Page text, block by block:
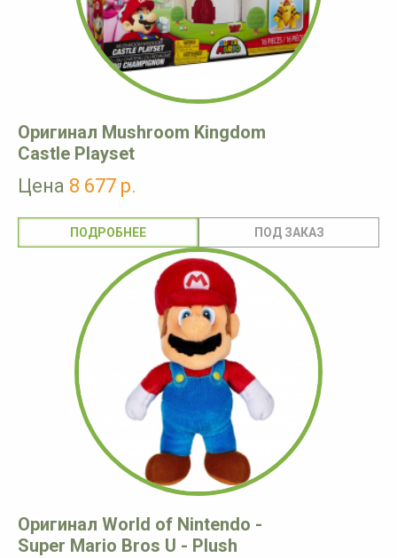
Оригинал Mushroom Kingdom
Castle Playset
Цена 8 677 р.
ПОДРОБНЕЕ
Оригинал World of Nintendo -
Super Mario Bros U - Plush